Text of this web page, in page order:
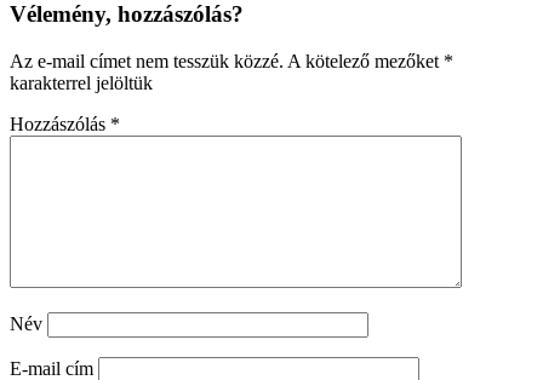
Vélemény, hozzászólás?
Az e-mail címet nem tesszük közzé. A kötelező mezőket *
karakterrel jelöltük
Hozzászólás *
Név
E-mail cím